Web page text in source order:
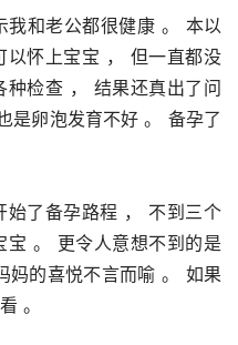
和老公都很健康 。 本以
以怀上宝宝 ， 但一直都没
检查 ， 结果还真出了问
是卵泡发育不好 。 备孕了
始了备孕路程 ， 不到三个
宝 。 更令人意想不到的是
妈的喜悦不言而喻 。 如果
。